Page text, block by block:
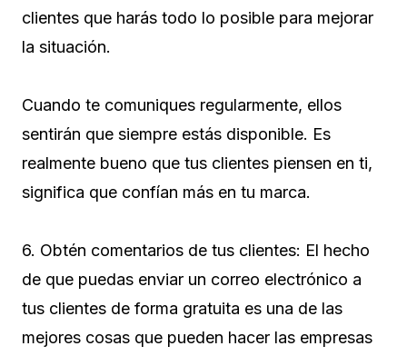
clientes que harás todo lo posible para mejorar
la situación.
Cuando te comuniques regularmente, ellos
sentirán que siempre estás disponible. Es
realmente bueno que tus clientes piensen en ti,
significa que confían más en tu marca.
6. Obtén comentarios de tus clientes: El hecho
de que puedas enviar un correo electrónico a
tus clientes de forma gratuita es una de las
mejores cosas que pueden hacer las empresas